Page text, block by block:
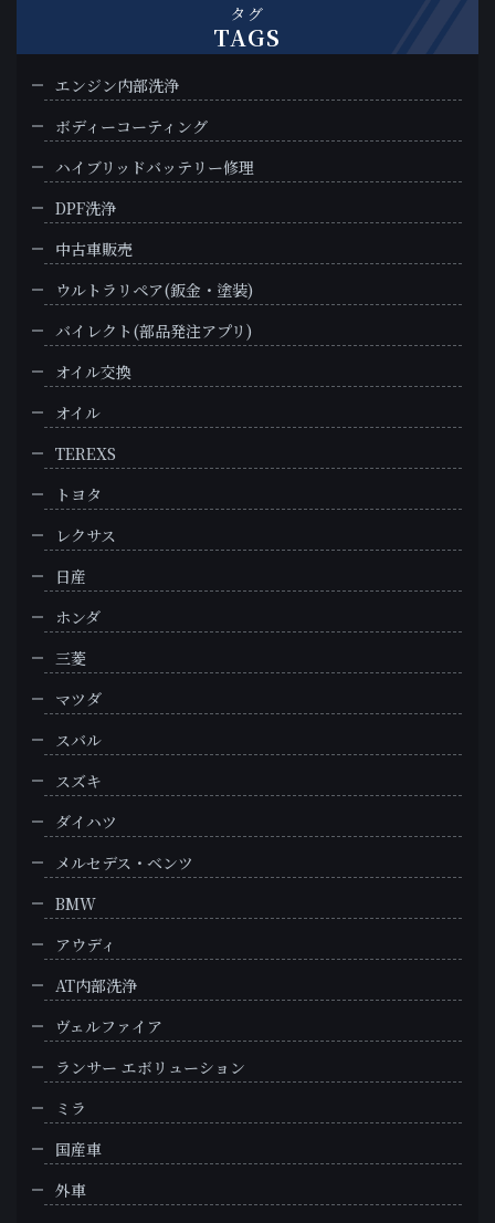
タグ
TAGS
エンジン内部洗浄
ボディーコーティング
ハイブリッドバッテリー修理
DPF洗浄
中古車販売
ウルトラリペア(鈑金・塗装)
バイレクト(部品発注アプリ)
オイル交換
オイル
TEREXS
トヨタ
レクサス
日産
ホンダ
三菱
マツダ
スバル
スズキ
ダイハツ
メルセデス・ベンツ
BMW
アウディ
AT内部洗浄
ヴェルファイア
ランサー エボリューション
ミラ
国産車
外車